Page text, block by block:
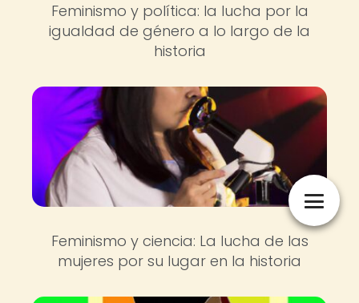
Feminismo y política: la lucha por la
igualdad de género a lo largo de la
historia
Feminismo y ciencia: La lucha de las
mujeres por su lugar en la historia